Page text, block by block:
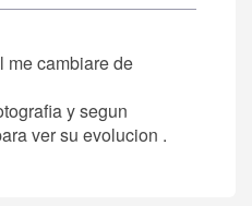
me cambiare de
y segun
ver su evolucion .